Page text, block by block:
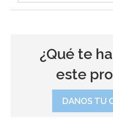
¿Qué te
este
DANOS TU